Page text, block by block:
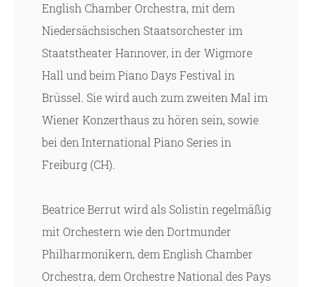
English Chamber Orchestra, mit dem
Niedersächsischen Staatsorchester im
Staatstheater Hannover, in der Wigmore
Hall und beim Piano Days Festival in
Brüssel. Sie wird auch zum zweiten Mal im
Wiener Konzerthaus zu hören sein, sowie
bei den International Piano Series in
Freiburg (CH).
Beatrice Berrut wird als Solistin regelmäßig
mit Orchestern wie den Dortmunder
Philharmonikern, dem English Chamber
Orchestra, dem Orchestre National des Pays